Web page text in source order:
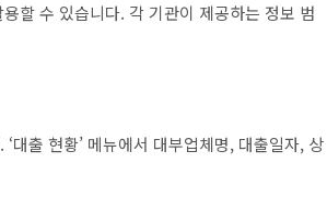
할 수 있습니다. 각 기관이 제공하는 정보 범
대출 현황’ 메뉴에서 대부업체명, 대출일자, 상